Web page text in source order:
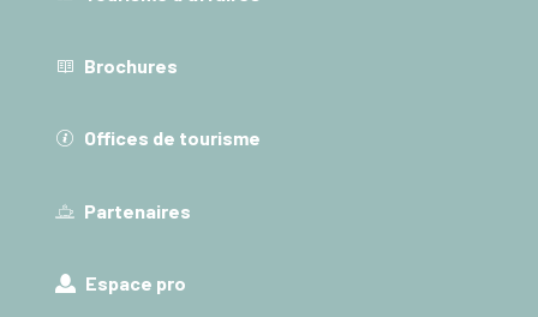
Brochures
Offices de tourisme
Partenaires
Espace pro